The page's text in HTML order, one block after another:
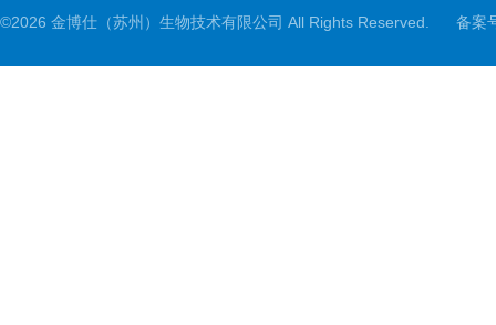
©2026 金博仕（苏州）生物技术有限公司 All Rights Reserved. 备案